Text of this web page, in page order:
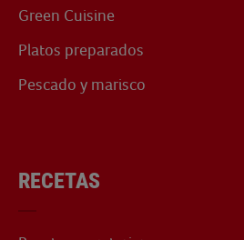
Green Cuisine
Platos preparados
Pescado y marisco
RECETAS